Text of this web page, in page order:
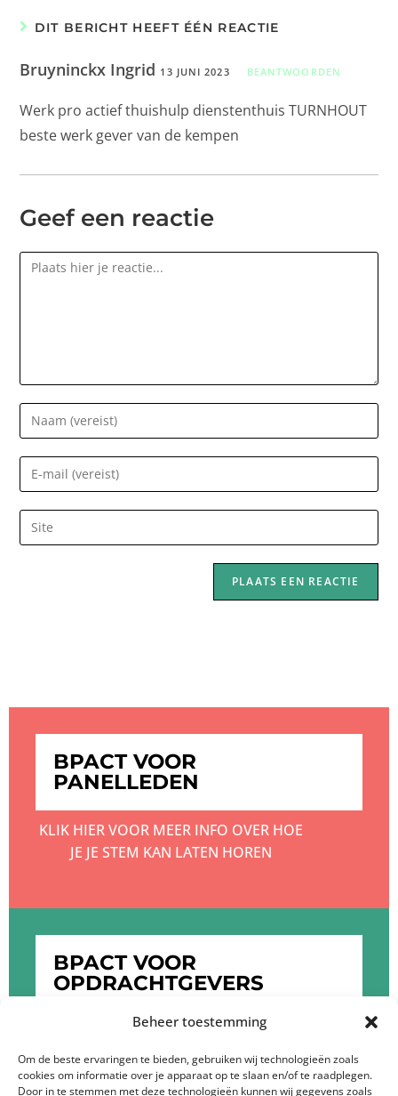
Beheer toestemming
Om de beste ervaringen te bieden, gebruiken wij technologieën zoals
cookies om informatie over je apparaat op te slaan en/of te raadplegen.
Door in te stemmen met deze technologieën kunnen wij gegevens zoals
DIT BERICHT HEEFT ÉÉN REACTIE
Bruyninckx Ingrid 13 JUNI 2023 BEANTWOORDEN
Werk pro actief thuishulp dienstenthuis TURNHOUT
beste werk gever van de kempen
Geef een reactie
BPACT VOOR
PANELLEDEN
KLIK HIER VOOR MEER INFO OVER HOE
JE JE STEM KAN LATEN HOREN
BPACT VOOR
OPDRACHTGEVERS
KLIK HIER OM MEER TE WETEN OVER DE
DIENSTEN VAN BPACT